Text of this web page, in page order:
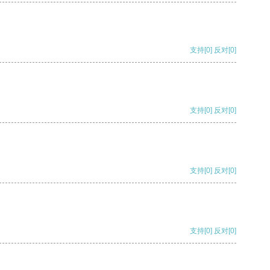
支持[0] 反对[0]
支持[0] 反对[0]
支持[0] 反对[0]
支持[0] 反对[0]